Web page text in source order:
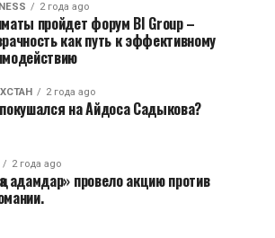
2 года ago
пройдет форум BI Group –
как путь к эффективному
2 года ago
на Айдоса Садыкова?
2 года ago
адамдар» провело акцию против